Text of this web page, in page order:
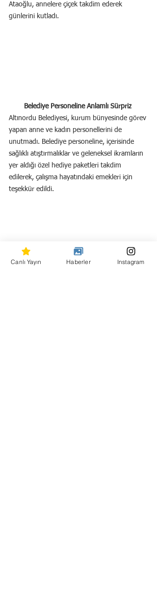
Ataoğlu, annelere çiçek takdim ederek
günlerini kutladı.
Belediye Personeline Anlamlı Sürpriz
Altınordu Belediyesi, kurum bünyesinde görev
yapan anne ve kadın personellerini de
unutmadı. Belediye personeline, içerisinde
sağlıklı atıştırmalıklar ve geleneksel ikramların
yer aldığı özel hediye paketleri takdim
edilerek, çalışma hayatındaki emekleri için
teşekkür edildi.
Canlı Yayın Haberler Instagram